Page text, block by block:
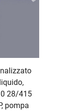
28/415
pompa